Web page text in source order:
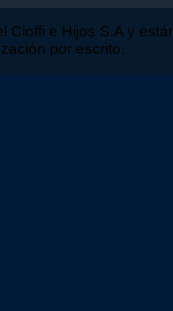
e Hijos S.A y
por escrito.